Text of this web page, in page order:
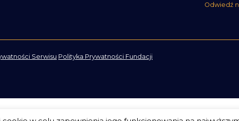
Odwiedź
Serwisu Polityka Prywatności Fundacji